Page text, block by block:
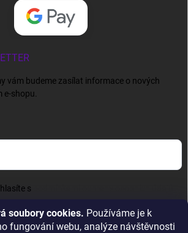
soubory cookies. Používáme je k
fungování webu, analýze návštěvnosti
vám budeme zasílat informace o nových
shopu.
s